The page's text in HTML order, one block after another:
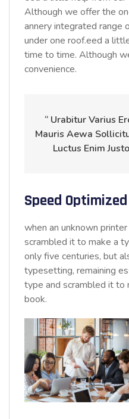
Although we offer the
annery integrated range
under one roof.eed a
time to time. Although
convenience.
“ Urabitur Varius
Mauris Aewa
Luctus Enim
Speed Optimized
when an unknown
scrambled it to make a
only five centuries, but
typesetting, remaining
type and scrambled it to
book.